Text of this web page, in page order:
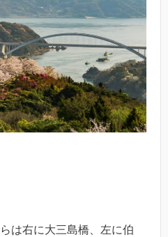
は右に大三島橋、左に伯